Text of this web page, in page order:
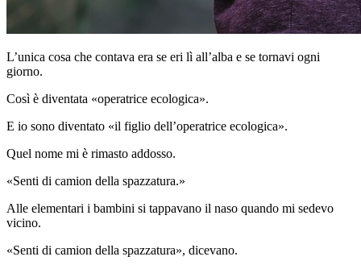
L’unica cosa che contava era se eri lì all’alba e se tornavi ogni
giorno.
Così è diventata «operatrice ecologica».
E io sono diventato «il figlio dell’operatrice ecologica».
Quel nome mi è rimasto addosso.
«Senti di camion della spazzatura.»
Alle elementari i bambini si tappavano il naso quando mi sedevo
vicino.
«Senti di camion della spazzatura», dicevano.